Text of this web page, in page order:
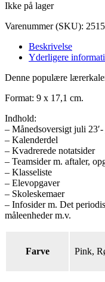
Ikke på lager
Varenummer (SKU):
Beskrivelse
Yderligere
Denne populære
Format: 9 x 17,1 cm.
Indhold:
– Månedsoversigt juli 23′-
– Kalenderdel
– Kvadrerede notatsider
– Teamsider m. aftaler,
– Klasseliste
– Elevopgaver
– Skoleskemaer
– Infosider m. Det
måleenheder m.v.
Farve Pink,